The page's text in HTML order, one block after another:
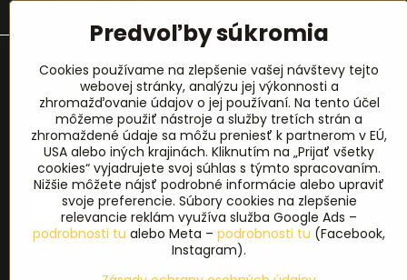
Prihlásenie na odber noviniek
Meno*
E-mail*
Predvoľby súkromia
Cookies používame na zlepšenie vašej návštevy tejto
webovej stránky, analýzu jej výkonnosti a
zhromažďovanie údajov o jej používaní. Na tento účel
môžeme použiť nástroje a služby tretích strán a
zhromaždené údaje sa môžu preniesť k partnerom v EÚ,
USA alebo iných krajinách. Kliknutím na „Prijať všetky
cookies“ vyjadrujete svoj súhlas s týmto spracovaním.
Nižšie môžete nájsť podrobné informácie alebo upraviť
svoje preferencie. Súbory cookies na zlepšenie
relevancie reklám využíva služba Google Ads –
podrobnosti tu alebo Meta – podrobnosti tu (Facebook,
Instagram).